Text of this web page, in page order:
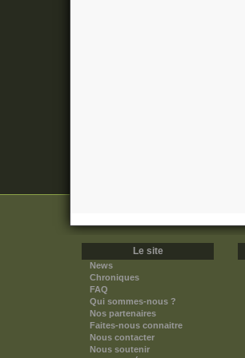
Le site
News
Chroniques
FAQ
Qui sommes-nous ?
Nos partenaires
Faites-nous connaitre
Nous contacter
Nous soutenir